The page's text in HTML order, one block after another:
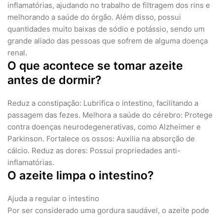
inflamatórias, ajudando no trabalho de filtragem dos rins e
melhorando a saúde do órgão. Além disso, possui
quantidades muito baixas de sódio e potássio, sendo um
grande aliado das pessoas que sofrem de alguma doença
renal.
O que acontece se tomar azeite
antes de dormir?
Reduz a constipação: Lubrifica o intestino, facilitando a
passagem das fezes. Melhora a saúde do cérebro: Protege
contra doenças neurodegenerativas, como Alzheimer e
Parkinson. Fortalece os ossos: Auxilia na absorção de
cálcio. Reduz as dores: Possui propriedades anti-
inflamatórias.
O azeite limpa o intestino?
Ajuda a regular o intestino
Por ser considerado uma gordura saudável, o azeite pode